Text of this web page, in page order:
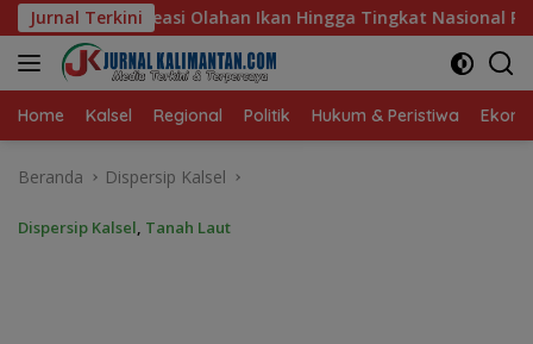
Langsung
ke
konten
Jurnal Terkini
Hingga Tingkat Nasional Pada Lomba Masak Serba Ikan
Home Kalsel Regional Politik Hukum & Peristiwa
Beranda Dispersip Kalsel
Dispersip Kalsel, Tanah Laut